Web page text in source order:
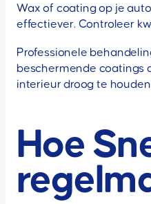
Wax of coating op je
effectiever. Controleer
Professionele
beschermende coatings
interieur droog te
Hoe